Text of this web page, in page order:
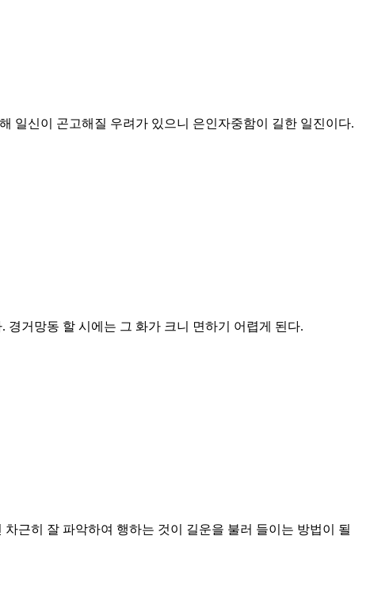
일신이 곤고해질 우려가 있으니 은인자중함이 길한 일진이다.
거망동 할 시에는 그 화가 크니 면하기 어렵게 된다.
근히 잘 파악하여 행하는 것이 길운을 불러 들이는 방법이 될